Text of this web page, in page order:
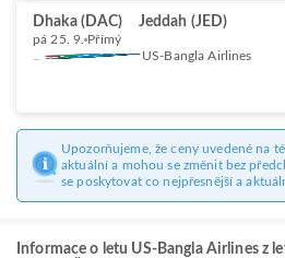
Dhaka (DAC) Jeddah (JED)
pá 25. 9. Přímý
US-Bangla Airlines
Upozorňujeme, že ceny uvedené na
aktuální a mohou se změnit bez
se poskytovat co nejpřesnější a
Informace o letu US-Bangla Airlines z